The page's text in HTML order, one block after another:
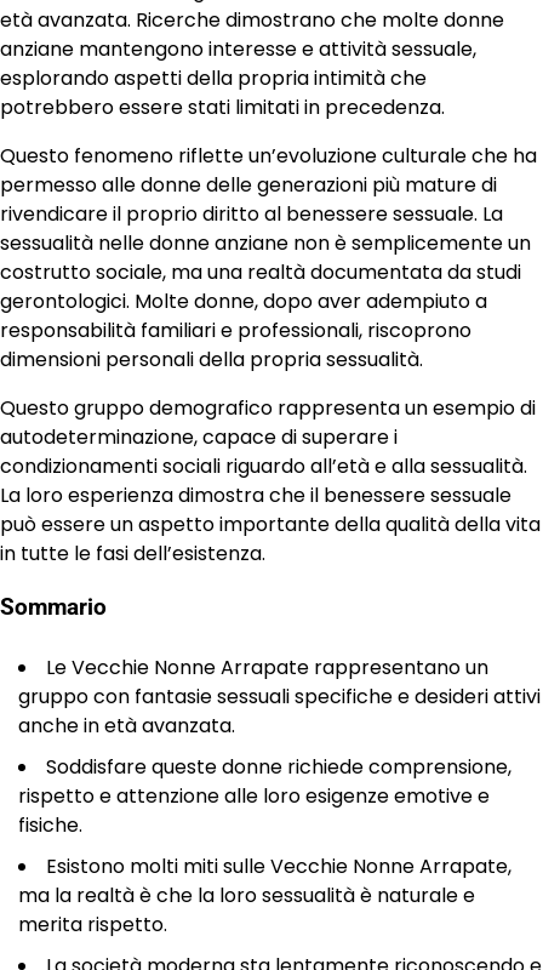
età avanzata. Ricerche dimostrano che molte donne
anziane mantengono interesse e attività sessuale,
esplorando aspetti della propria intimità che
potrebbero essere stati limitati in precedenza.
Questo fenomeno riflette un’evoluzione culturale che ha
permesso alle donne delle generazioni più mature di
rivendicare il proprio diritto al benessere sessuale. La
sessualità nelle donne anziane non è semplicemente un
costrutto sociale, ma una realtà documentata da studi
gerontologici. Molte donne, dopo aver adempiuto a
responsabilità familiari e professionali, riscoprono
dimensioni personali della propria sessualità.
Questo gruppo demografico rappresenta un esempio di
autodeterminazione, capace di superare i
condizionamenti sociali riguardo all’età e alla sessualità.
La loro esperienza dimostra che il benessere sessuale
può essere un aspetto importante della qualità della vita
in tutte le fasi dell’esistenza.
Sommario
Le Vecchie Nonne Arrapate rappresentano un
gruppo con fantasie sessuali specifiche e desideri attivi
anche in età avanzata.
Soddisfare queste donne richiede comprensione,
rispetto e attenzione alle loro esigenze emotive e
fisiche.
Esistono molti miti sulle Vecchie Nonne Arrapate,
ma la realtà è che la loro sessualità è naturale e
merita rispetto.